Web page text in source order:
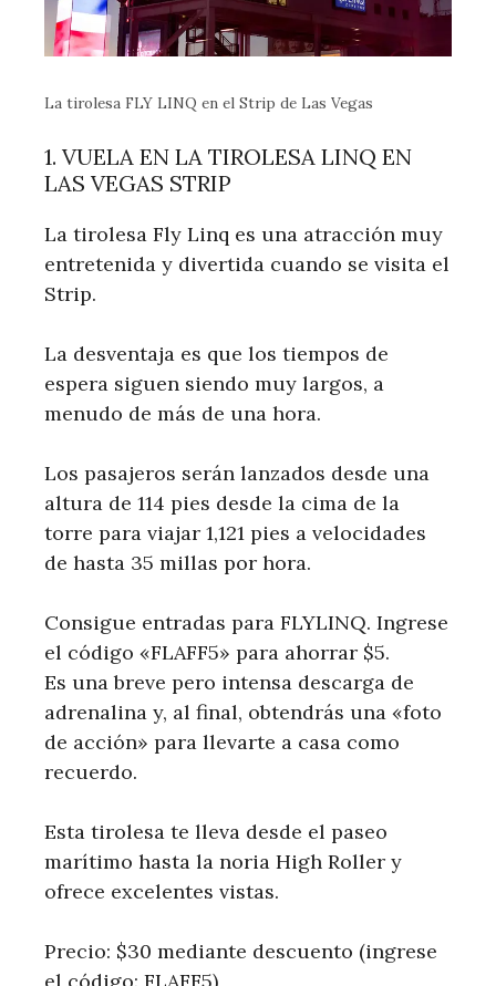
La tirolesa FLY LINQ en el Strip de Las Vegas
1. VUELA EN LA TIROLESA LINQ EN
LAS VEGAS STRIP
La tirolesa Fly Linq es una atracción muy
entretenida y divertida cuando se visita el
Strip.
La desventaja es que los tiempos de
espera siguen siendo muy largos, a
menudo de más de una hora.
Los pasajeros serán lanzados desde una
altura de 114 pies desde la cima de la
torre para viajar 1,121 pies a velocidades
de hasta 35 millas por hora.
Consigue entradas para FLYLINQ. Ingrese
el código «FLAFF5» para ahorrar $5.
Es una breve pero intensa descarga de
adrenalina y, al final, obtendrás una «foto
de acción» para llevarte a casa como
recuerdo.
Esta tirolesa te lleva desde el paseo
marítimo hasta la noria High Roller y
ofrece excelentes vistas.
Precio: $30 mediante descuento (ingrese